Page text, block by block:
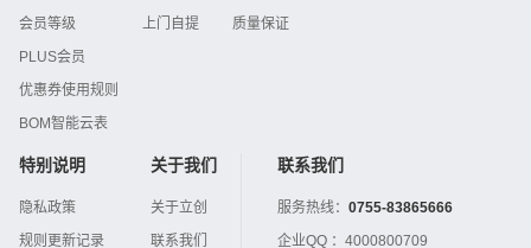
会员等级
PLUS会员
优惠券使用规则
BOM智能云表
上门自提
质量保证
特别说明
隐私政策
规则更新记录
关于我们
关于立创
联系我们
联系我们
服务热线： 0755-83865666
企业QQ ： 4000800709